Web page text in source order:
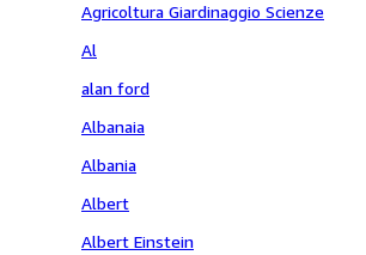
Agricoltura Giardinaggio Scienze
Al
alan ford
Albanaia
Albania
Albert
Albert Einstein